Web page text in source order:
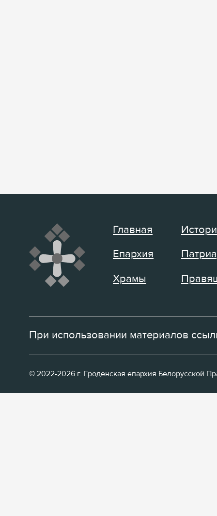
Главная
Епархия
Храмы
При использовании материалов
© 2022-2026 г. Гроденская епархия Белорусской